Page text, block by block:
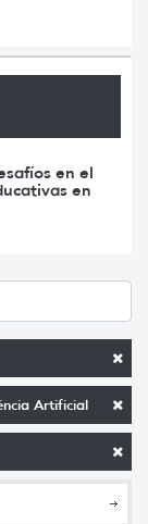
Artificial
en el
en